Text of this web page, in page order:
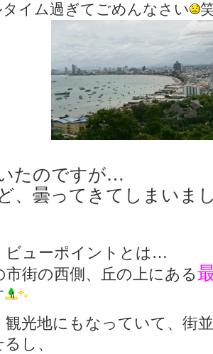
イム過ぎてごめんなさい
たのですが…
、曇ってきてしまいま
ビューポイントとは…
市街の西側、丘の上にある
観光地にもなっていて、街
し、